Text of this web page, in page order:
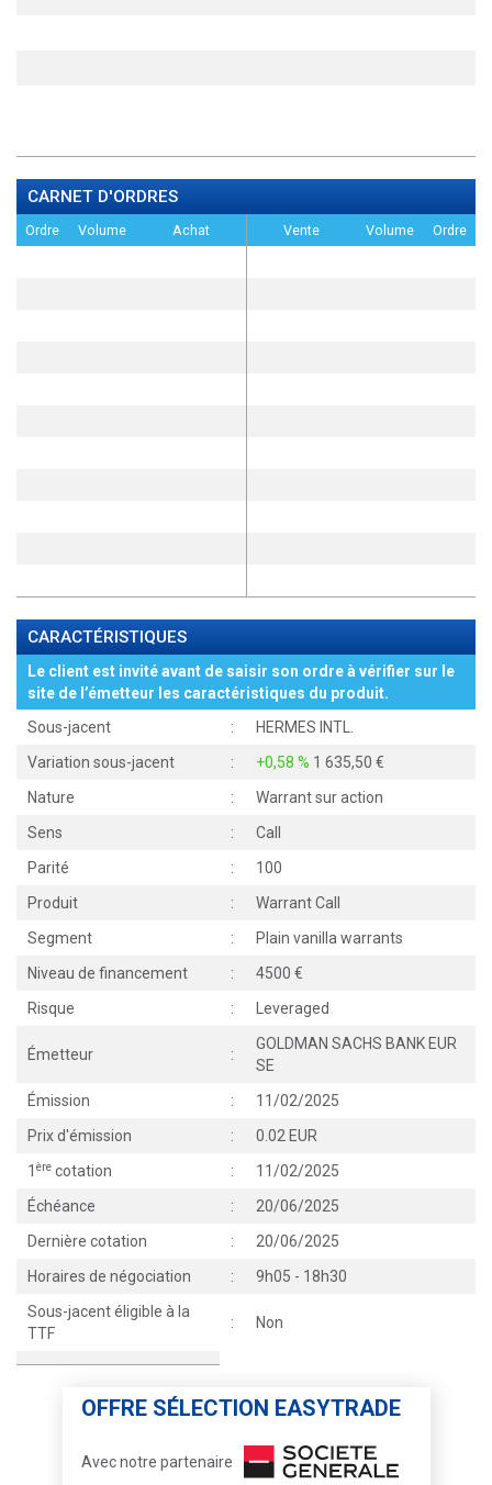
CARNET D'ORDRES
Ordre Volume Achat Vente Volume Ordre
CARACTÉRISTIQUES
Le client est invité avant de saisir son ordre à vérifier sur le
site de l’émetteur les caractéristiques du produit.
Sous-jacent
:
HERMES INTL.
Variation sous-jacent
: +0,58 % 1 635,50
Nature
:
Warrant sur action
Sens
:
Call
Parité
:
100
Produit
:
Warrant Call
Segment
:
Plain vanilla warrants
Niveau de financement
:
4500
Risque
: Leveraged
Émetteur :
GOLDMAN SACHS BANK EUR
SE
Émission
:
11/02/2025
Prix d'émission
:
0.02 EUR
1 ère cotation :
11/02/2025
Échéance
:
20/06/2025
Dernière cotation
:
20/06/2025
Horaires de négociation
:
9h05 - 18h30
Sous-jacent éligible à la
TTF
: Non
OFFRE SÉLECTION EASYTRADE
Avec notre partenaire